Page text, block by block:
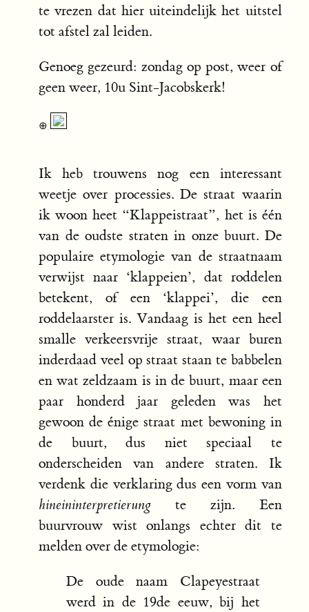
te vrezen dat hier uiteindelijk het uitstel
tot afstel zal leiden.
Genoeg gezeurd: zondag op post, weer of
geen weer, 10u Sint-Jacobskerk!
⊕
Ik heb trouwens nog een interessant
weetje over processies. De straat waarin
ik woon heet “Klappeistraat”, het is één
van de oudste straten in onze buurt. De
populaire etymologie van de straatnaam
verwijst naar ‘klappeien’, dat roddelen
betekent, of een ‘klappei’, die een
roddelaarster is. Vandaag is het een heel
smalle verkeersvrije straat, waar buren
inderdaad veel op straat staan te babbelen
en wat zeldzaam is in de buurt, maar een
paar honderd jaar geleden was het
gewoon de énige straat met bewoning in
de buurt, dus niet speciaal te
onderscheiden van andere straten. Ik
verdenk die verklaring dus een vorm van
hineininterpretierungte zijn. Een
buurvrouw wist onlangs echter dit te
melden over de etymologie:
De oude naam Clapeyestraat
werd in de 19de eeuw, bij het